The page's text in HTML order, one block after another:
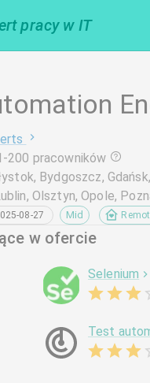
pracy w IT
200 pracowników
Bydgoszcz,
Olsztyn, Opole,
08-27 Mid
w ofercie
Selenium
Test